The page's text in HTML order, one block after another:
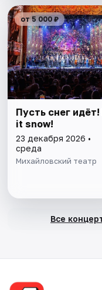
от 5 000 ₽
Пусть снег идёт!
it snow!
23 декабря 2026 •
среда
Михайловский театр
Все